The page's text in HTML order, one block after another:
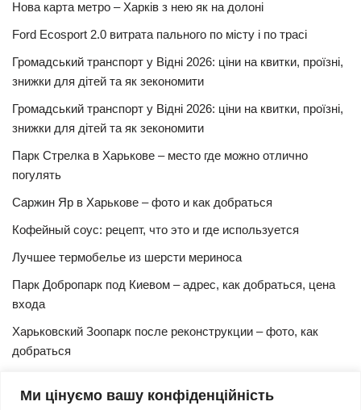
Ми цінуємо вашу конфіденційність
Нова карта метро – Харків з нею як на долоні
Ford Ecosport 2.0 витрата пального по місту і по трасі
Громадський транспорт у Відні 2026: ціни на квитки, проїзні,
знижки для дітей та як зекономити
Громадський транспорт у Відні 2026: ціни на квитки, проїзні,
знижки для дітей та як зекономити
Парк Стрелка в Харькове – место где можно отлично
погулять
Саржин Яр в Харькове – фото и как добраться
Кофейный соус: рецепт, что это и где используется
Лучшее термобелье из шерсти мериноса
Парк Добропарк под Киевом – адрес, как добраться, цена
входа
Харьковский Зоопарк после реконструкции – фото, как
добраться
домашних условиях